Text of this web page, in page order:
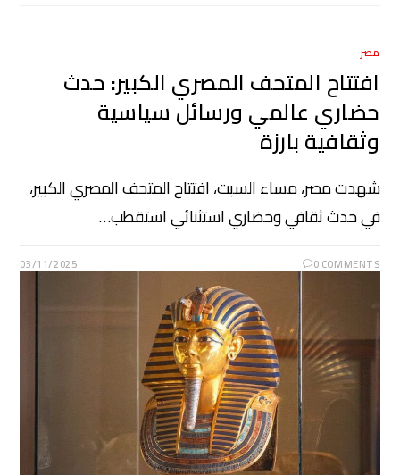
مصر
افتتاح المتحف المصري الكبير: حدث
حضاري عالمي ورسائل سياسية
وثقافية بارزة
شهدت مصر، مساء السبت، افتتاح المتحف المصري الكبير،
في حدث ثقافي وحضاري استثنائي استقطب…
0 COMMENTS
03/11/2025